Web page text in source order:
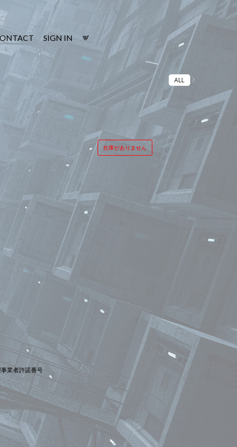
SIGN IN
ALL
在庫がありません
業者許諾番号